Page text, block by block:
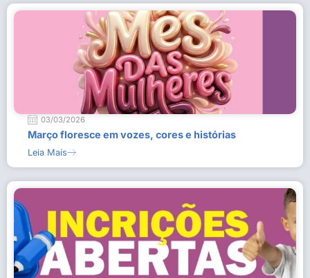
03/03/2026
Março floresce em vozes, cores e histórias
Leia Mais